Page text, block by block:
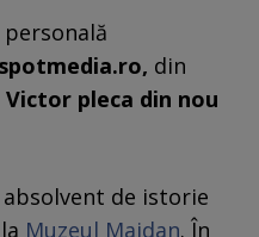
spotmedia.ro, din
Victor pleca din nou
de istorie
Muzeul Maidan. În